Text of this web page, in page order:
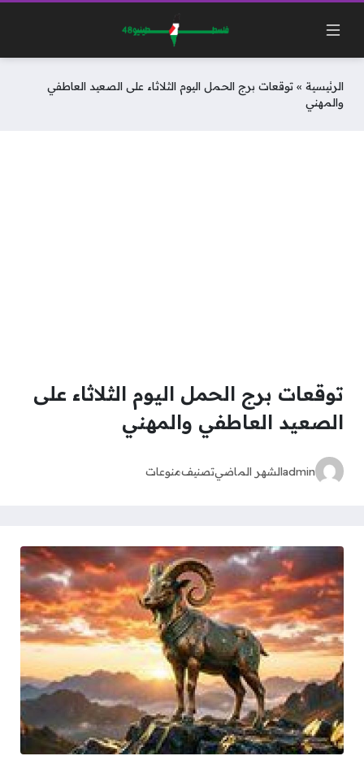
الرئيسية » توقعات برج الحمل اليوم الثلاثاء على الصعيد العاطفي
والمهني
توقعات برج الحمل اليوم الثلاثاء على
الصعيد العاطفي والمهني
adminالشهر الماضيتصنيفمنوعات